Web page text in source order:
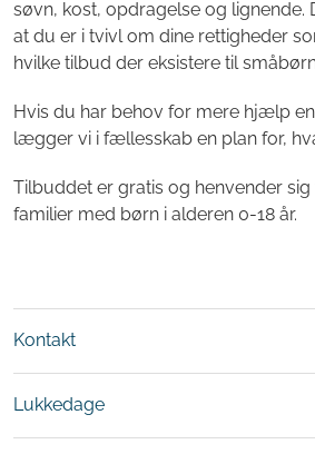
søvn, kost, opdragelse og lignende.
at du er i tvivl om dine rettigheder
hvilke tilbud der eksistere til
Hvis du har behov for mere hjælp
lægger vi i fællesskab en plan for,
Tilbuddet er gratis og henvender
familier med børn i alderen 0-18 år.
Kontakt
Lukkedage